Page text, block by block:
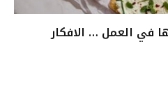
في العمل … الافكار